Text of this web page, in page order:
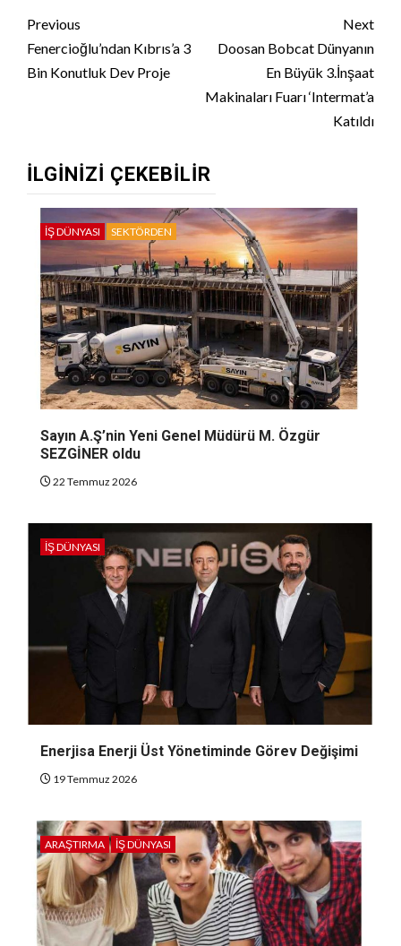
Continue
Reading
Previous
Fenercioğlu’ndan Kıbrıs’a 3
Bin Konutluk Dev Proje
Next
Doosan Bobcat Dünyanın
En Büyük 3.İnşaat
Makinaları Fuarı ‘Intermat’a
Katıldı
İLGINIZI ÇEKEBILIR
İŞ DÜNYASI SEKTÖRDEN
Sayın A.Ş’nin Yeni Genel Müdürü M. Özgür
SEZGİNER oldu
22 Temmuz 2026
İŞ DÜNYASI
Enerjisa Enerji Üst Yönetiminde Görev Değişimi
19 Temmuz 2026
ARAŞTIRMA İŞ DÜNYASI